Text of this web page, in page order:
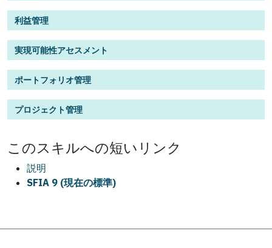
利益管理
実現可能性アセスメント
ポートフォリオ管理
プロジェクト管理
このスキルへの短いリンク
説明
SFIA 9 (現在の標準)